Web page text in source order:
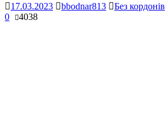
17.03.2023 bbodnar813 Без кордонів
0
4038